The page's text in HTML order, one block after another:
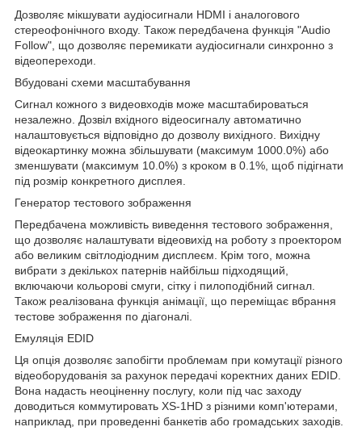
Дозволяє мікшувати аудіосигнали HDMI і аналогового
стереофонічного входу. Також передбачена функція "Audio
Follow", що дозволяє перемикати аудіосигнали синхронно з
відеопереходи.
Вбудовані схеми масштабування
Сигнал кожного з видеовходів може масштабироваться
незалежно. Дозвіл вхідного відеосигналу автоматично
налаштовується відповідно до дозволу вихідного. Вихідну
відеокартинку можна збільшувати (максимум 1000.0%) або
зменшувати (максимум 10.0%) з кроком в 0.1%, щоб підігнати
під розмір конкретного дисплея.
Генератор тестового зображення
Передбачена можливість виведення тестового зображення,
що дозволяє налаштувати відеовихід на роботу з проектором
або великим світлодіодним дисплеєм. Крім того, можна
вибрати з декількох патернів найбільш підходящий,
включаючи кольорові смуги, сітку і пилоподібний сигнал.
Також реалізована функція анімації, що переміщає вбрання
тестове зображення по діагоналі.
Емуляція EDID
Ця опція дозволяє запобігти проблемам при комутації різного
відеоборудованія за рахунок передачі коректних даних EDID.
Вона надасть неоціненну послугу, коли під час заходу
доводиться коммутировать XS-1HD з різними комп'ютерами,
наприклад, при проведенні банкетів або громадських заходів.